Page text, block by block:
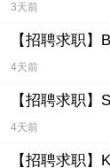
3天前
【招聘求职】
4天前
【招聘求职】
4天前
【招聘求职】